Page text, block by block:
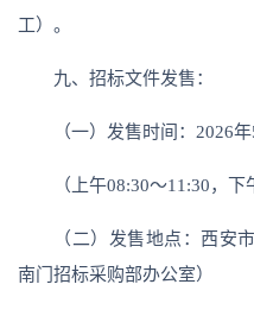
工）。
九、招标文件发售：
（一）发售时间：2026
（上午08:30～11:30，
（二）发售地点：西安
南门招标采购部办公室）